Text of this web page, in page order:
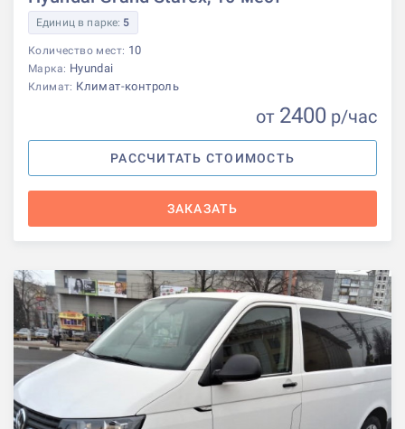
Единиц в парке: 5
Количество мест: 10
Марка: Hyundai
Климат: Климат-контроль
от 2400 р/час
РАССЧИТАТЬ СТОИМОСТЬ
ЗАКАЗАТЬ